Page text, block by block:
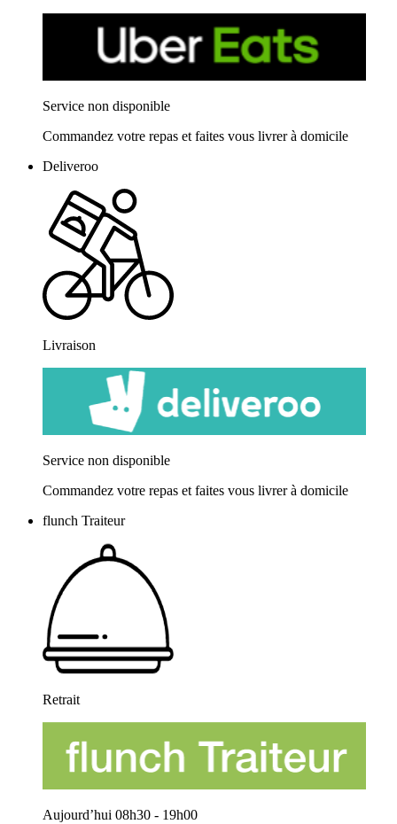
Service non disponible
Commandez votre repas et faites vous livrer à domicile
Deliveroo
Livraison
Service non disponible
Commandez votre repas et faites vous livrer à domicile
flunch Traiteur
Retrait
Aujourd’hui 08h30 - 19h00